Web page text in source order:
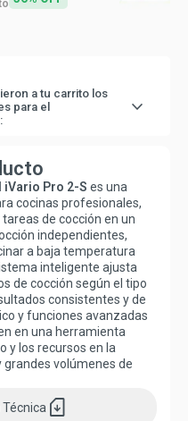
a tu carrito los
para el
expand_more
5x63 am
fácil para ti y los
de compra.
Pro 2-S es una
cocinas profesionales,
de cocción en un
independientes,
a baja temperatura
inteligente ajusta
de cocción según el tipo
consistentes y de
y funciones avanzadas
en una herramienta
y los recursos en la
volúmenes de
Técnicasim_card_download